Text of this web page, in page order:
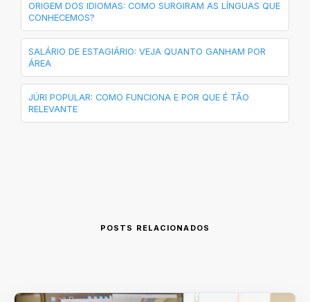
ORIGEM DOS IDIOMAS: COMO SURGIRAM AS LÍNGUAS QUE
CONHECEMOS?
SALÁRIO DE ESTAGIÁRIO: VEJA QUANTO GANHAM POR
ÁREA
JÚRI POPULAR: COMO FUNCIONA E POR QUE É TÃO
RELEVANTE
POSTS RELACIONADOS